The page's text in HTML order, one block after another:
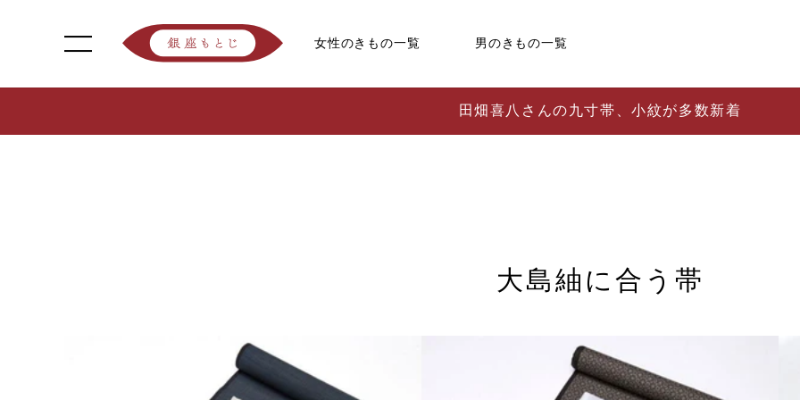
女性のきもの一覧 男のきもの一覧
田畑喜八さんの九寸帯、小紋が多数新着
大島紬に合う帯